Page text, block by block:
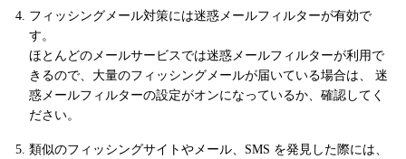
フィッシングメール対策には迷惑メールフィルターが有効で
す。
ほとんどのメールサービスでは迷惑メールフィルターが利用で
きるので、大量のフィッシングメールが届いている場合は、 迷
惑メールフィルターの設定がオンになっているか、確認してく
ださい。
類似のフィッシングサイトやメール、SMS を発見した際には、